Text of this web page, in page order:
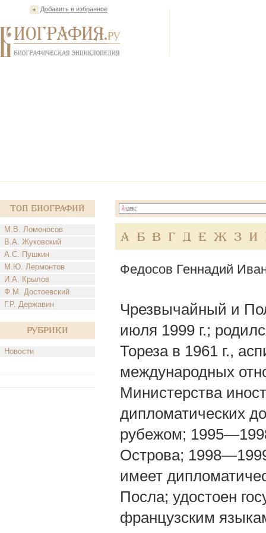
Добавить в избранное
Топ Биографий
М.В. Ломоносов
В.А. Жуковский
А.С. Пушкин
М.Ю. Лермонтов
И.А. Крылов
Ф.М. Достоевский
Г.Р. Державин
Рубрики
Новости
А Б В Г Д Е Ж З И
Федосов Геннадий
Чрезвычайный и
июля 1999 г.;
Тореза в 1961 г.,
международных
Министерства
дипломатических
рубежом;
Острова;
имеет
Посла; удостоен
французским